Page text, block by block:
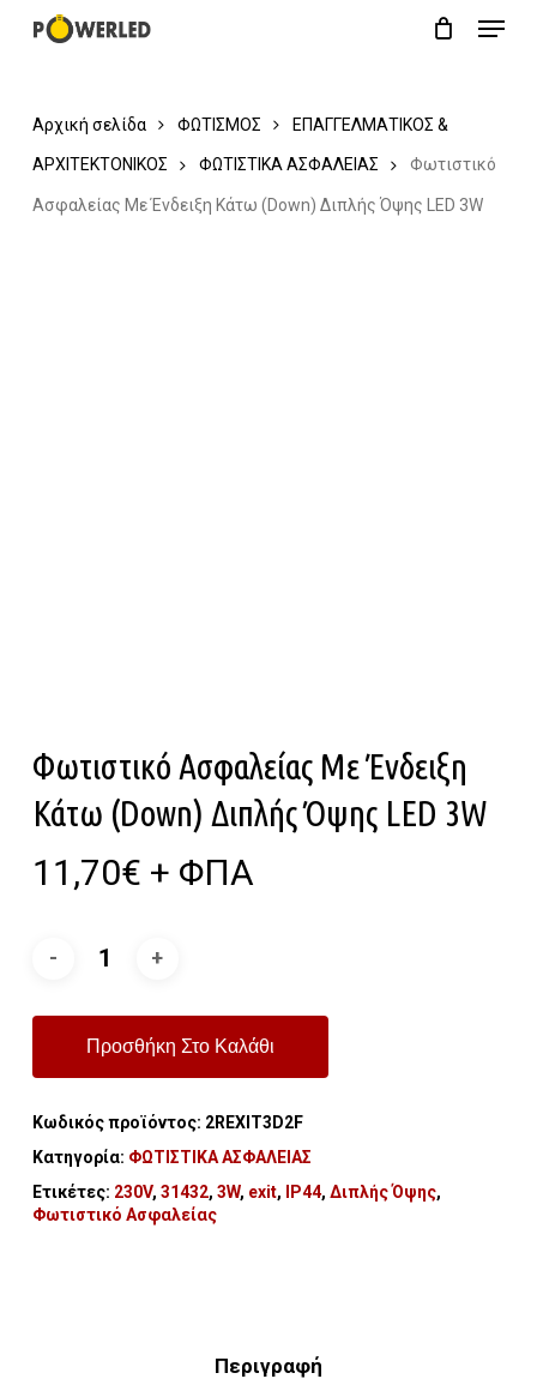
content
Menu
Αρχική σελίδα ΦΩΤΙΣΜΟΣ ΕΠΑΓΓΕΛΜΑΤΙΚΟΣ &
ΑΡΧΙΤΕΚΤΟΝΙΚΟΣ ΦΩΤΙΣΤΙΚΑ ΑΣΦΑΛΕΙΑΣ Φωτιστικό
Ασφαλείας Με Ένδειξη Κάτω (Down) Διπλής Όψης LED 3W
Φωτιστικό Ασφαλείας Με Ένδειξη
Κάτω (Down) Διπλής Όψης LED 3W
11,70€ + ΦΠΑ
Προσθήκη Στο Καλάθι
Κωδικός προϊόντος: 2REXIT3D2F
Κατηγορία: ΦΩΤΙΣΤΙΚΑ ΑΣΦΑΛΕΙΑΣ
Ετικέτες: 230V, 31432, 3W, exit, IP44, Διπλής Όψης,
Φωτιστικό Ασφαλείας
Περιγραφή